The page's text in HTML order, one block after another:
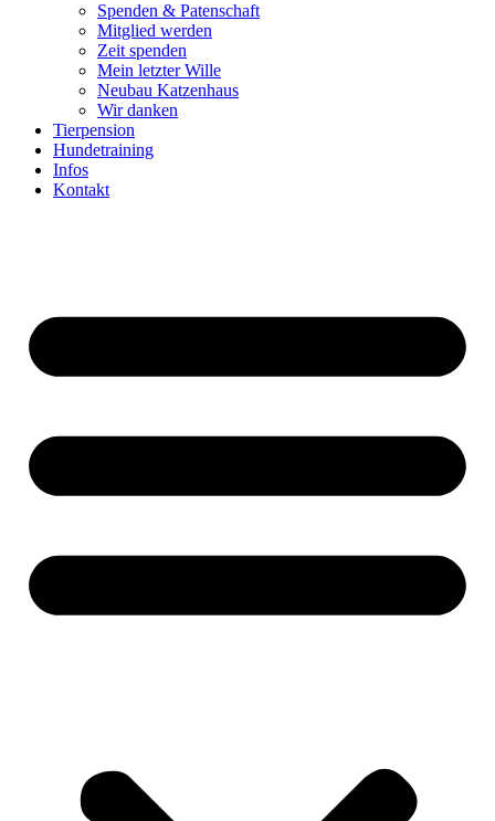
Spenden & Patenschaft
Mitglied werden
Zeit spenden
Mein letzter Wille
Neubau Katzenhaus
Wir danken
Tierpension
Hundetraining
Infos
Kontakt